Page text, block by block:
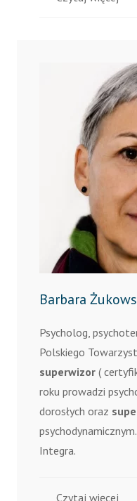
Barbara
Psycholog,
Polskiego
superwizor (
roku prowadzi
dorosłych oraz
Integra.
Czytaj więcej